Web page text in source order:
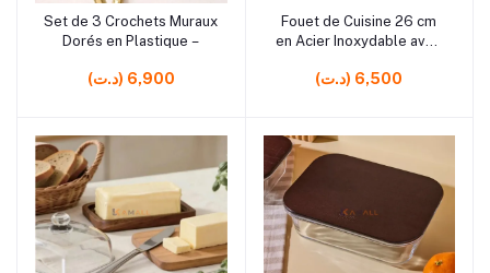
rrrrrr4 rrrrrr5
Ajouter au panier
Set de 3 Crochets Muraux
Dorés en Plastique –
(د.ت) 6,900
rrrrrr10
Ajouter au panier
Fouet de Cuisine 26 cm
en Acier Inoxydable avec
Manche en Bois –
(د.ت) 6,500